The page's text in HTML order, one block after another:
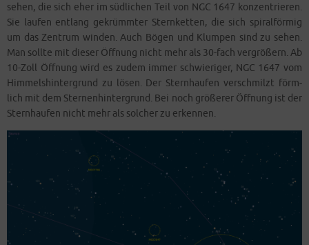
sehen, die sich eher im süd­li­chen Teil von NGC 1647 kon­zen­trie­ren.
Sie lau­fen ent­lang gekrümm­ter Stern­ket­ten, die sich spi­ral­för­mig
um das Zen­trum win­den. Auch Bögen und Klum­pen sind zu sehen.
Man soll­te mit die­ser Öff­nung nicht mehr als 30-fach ver­grö­ßern. Ab
10-Zoll Öff­nung wird es zudem immer schwie­ri­ger, NGC 1647 vom
Him­mels­hin­ter­grund zu lösen. Der Stern­hau­fen ver­schmilzt förm­
lich mit dem Ster­nen­hin­ter­grund. Bei noch grö­ße­rer Öff­nung ist der
Stern­hau­fen nicht mehr als sol­cher zu erkennen.